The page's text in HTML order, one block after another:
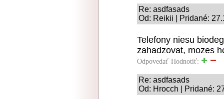
Re: asdfasads
Od: Reikii | Pridané:
Telefony niesu
zahadzovat, mozes
Odpovedať Hodnotiť:
Re: asdfasads
Od: Hrocch | Pridané: